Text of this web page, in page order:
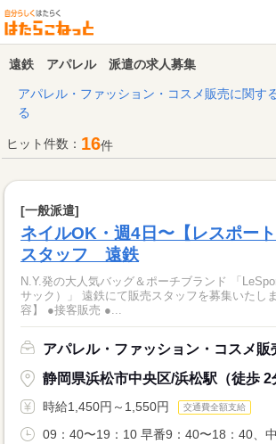
遠鉄 アパレル 派遣の求人募集
アパレル・ファッション・コスメ販売に関す
る
ヒット件数： 16件
[一般派遣]
ネイルOK・週4日〜【レスポー
スタッフ 遠鉄
N.Y.発の大人気バッグ＆ポーチブランド 「
サック）」 遠鉄にて販売スタッフを募集いたします★ 【お
容】 ●接客販売 ●...
アパレル・ファッション・コスメ販
静岡県浜松市中央区/浜松駅（徒歩 2
時給1,450円～1,550円 交通費全額支給
09：40〜19：10 早番9：40〜18：40、